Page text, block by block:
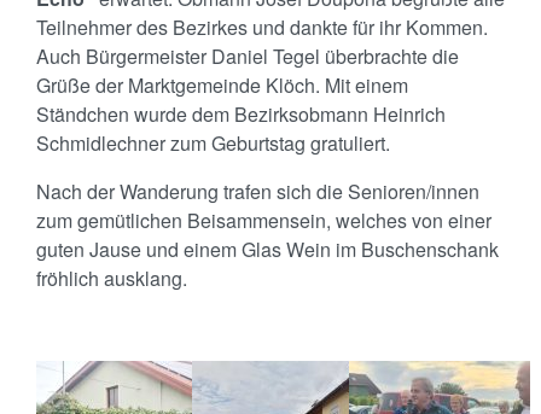
Teilnehmer des Bezirkes und dankte für ihr Kommen.
Auch Bürgermeister Daniel Tegel überbrachte die
Grüße der Marktgemeinde Klöch. Mit einem
Ständchen wurde dem Bezirksobmann Heinrich
Schmidlechner zum Geburtstag gratuliert.
Nach der Wanderung trafen sich die Senioren/innen
zum gemütlichen Beisammensein, welches von einer
guten Jause und einem Glas Wein im Buschenschank
fröhlich ausklang.